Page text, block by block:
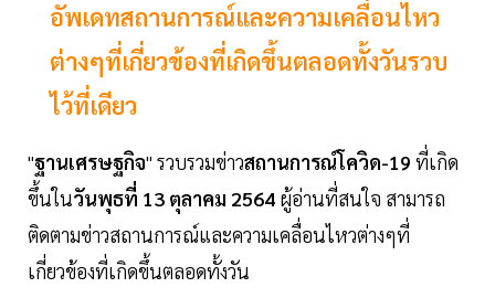
อัพเดทสถานการณ์และความเคลื่อนไหว
ต่างๆที่เกี่ยวข้องที่เกิดขึ้นตลอดทั้งวันรวบ
ไว้ที่เดียว
"ฐานเศรษฐกิจ" รวบรวมข่าวสถานการณ์โควิด-19 ที่เกิด
ขึ้นในวันพุธที่ 13 ตุลาคม 2564 ผู้อ่านที่สนใจ สามารถ
ติดตามข่าวสถานการณ์และความเคลื่อนไหวต่างๆที่
เกี่ยวข้องที่เกิดขึ้นตลอดทั้งวัน